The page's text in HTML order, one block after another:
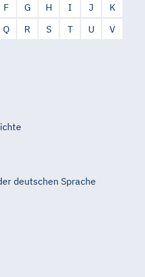
F G H I J
K
Q R S T U
V
deutschen Sprache